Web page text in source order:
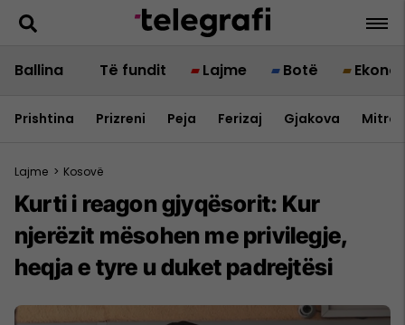
Ballina Të fundit Lajme Botë
Prishtina Prizreni Peja Ferizaj Gjakova
Lajme > Kosovë
Kurti i reagon gjyqësorit: Kur
njerëzit mësohen me privilegje,
heqja e tyre u duket padrejtësi